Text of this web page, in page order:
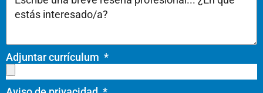
Adjuntar currículum